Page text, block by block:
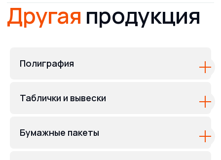
Полиграфия
Таблички и вывески
Бумажные пакеты